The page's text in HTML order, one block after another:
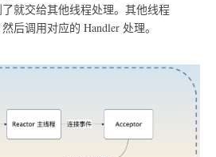
就交给其他线程处理。其他线程
后调用对应的 Handler 处理。